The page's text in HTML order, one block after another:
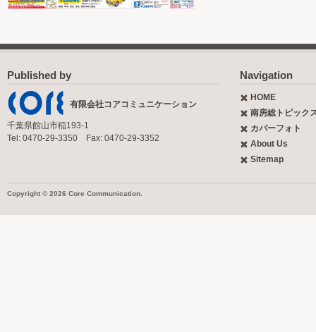
Published by
有限会社コアコミュニケーション
千葉県館山市稲193-1
Tel: 0470-29-3350 Fax: 0470-29-3352
Navigation
HOME
南房総トピック
カバーフォト
About Us
Sitemap
Copyright © 2026 Core Communication.